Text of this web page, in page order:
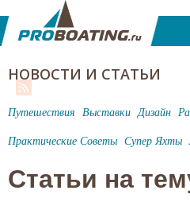
НОВОСТИ И СТАТЬИ
Путешествия Выставки Дизайн
Практические Советы Супер Яхты
Статьи на